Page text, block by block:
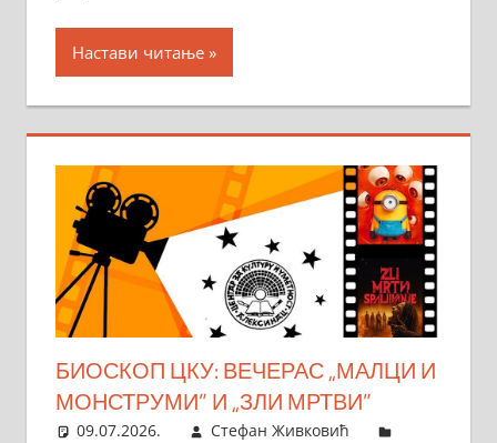
Настави читање
БИОСКОП ЦКУ: ВЕЧЕРАС „МАЛЦИ И
МОНСТРУМИ” И „ЗЛИ МРТВИ”
09.07.2026.
Стефан Живковић